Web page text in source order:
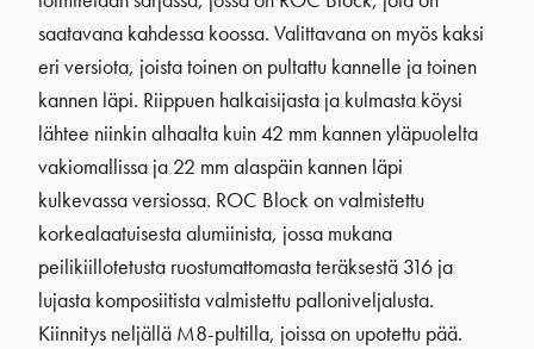
saatavana kahdessa koossa. Valittavana on myös kaksi
eri versiota, joista toinen on pultattu kannelle ja toinen
kannen läpi. Riippuen halkaisijasta ja kulmasta köysi
lähtee niinkin alhaalta kuin 42 mm kannen yläpuolelta
vakiomallissa ja 22 mm alaspäin kannen läpi
kulkevassa versiossa. ROC Block on valmistettu
korkealaatuisesta alumiinista, jossa mukana
peilikiillotetusta ruostumattomasta teräksestä 316 ja
lujasta komposiitista valmistettu palloniveljalusta.
Kiinnitys neljällä M8-pultilla, joissa on upotettu pää.